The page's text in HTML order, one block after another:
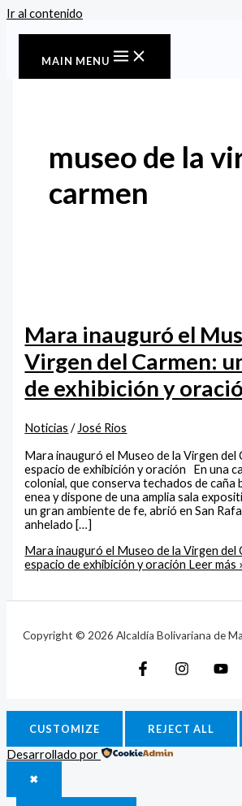
Ir al contenido
MAIN MENU
museo de la
carmen
Mara inauguró el
Virgen del Carmen:
de exhibición y
Noticias / José Rios
Mara inauguró el Museo de la Virgen del
espacio de exhibición y oración En una
colonial, que conserva techados de caña
enea y dispone de una amplia sala
un gran ambiente de fe, abrió en San
anhelado […]
Mara inauguró el Museo de la Virgen del
espacio de exhibición y oración Leer más
Copyright © 2026 Alcaldía Bolivariana de
CUSTOMIZE REJECT ALL
Desarrollado por
✖